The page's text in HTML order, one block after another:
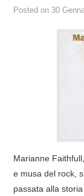
DELL’ALBA
Posted on 30
Marianne
e musa del rock,
passata alla